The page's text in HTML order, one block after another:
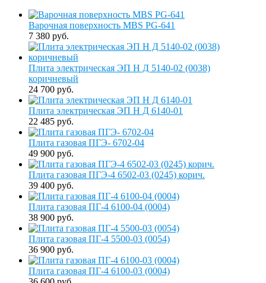
Варочная поверхность MBS PG-641
7 380 руб.
Плита электрическая ЭП Н Д 5140-02 (0038)
коричневый
24 700 руб.
Плита электрическая ЭП Н Д 6140-01
22 485 руб.
Плита газовая ПГЭ- 6702-04
49 900 руб.
Плита газовая ПГЭ-4 6502-03 (0245) корич.
39 400 руб.
Плита газовая ПГ-4 6100-04 (0004)
38 900 руб.
Плита газовая ПГ-4 5500-03 (0054)
36 900 руб.
Плита газовая ПГ-4 6100-03 (0004)